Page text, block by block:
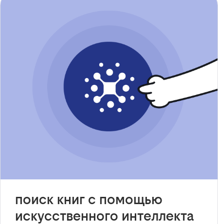
поиск книг с помощью
искусственного интеллекта